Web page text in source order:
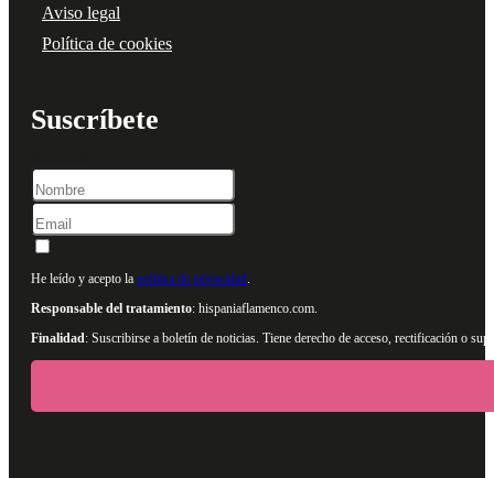
Aviso legal
Política de cookies
Suscríbete
He leído y acepto la política de privacidad.
Responsable del tratamiento: hispaniaflamenco.com.
Finalidad: Suscribirse a boletín de noticias. Tiene derecho de acceso, rectificación o